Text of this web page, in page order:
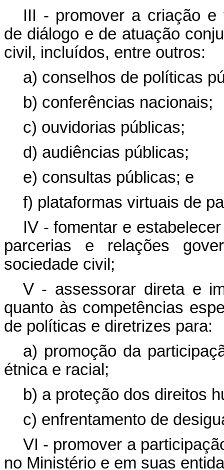
III - promover a criação e
de diálogo e de atuação
civil, incluídos, entre outros:
a) conselhos de políticas
b) conferências nacionais;
c) ouvidorias públicas;
d) audiências públicas;
e) consultas públicas; e
f) plataformas virtuais de
IV - fomentar e
parcerias e relações
sociedade civil;
V - assessorar direta e
quanto às competências
de políticas e diretrizes para:
a) promoção da
étnica e racial;
b) a proteção dos direitos
c) enfrentamento de
VI - promover a
no Ministério e em suas